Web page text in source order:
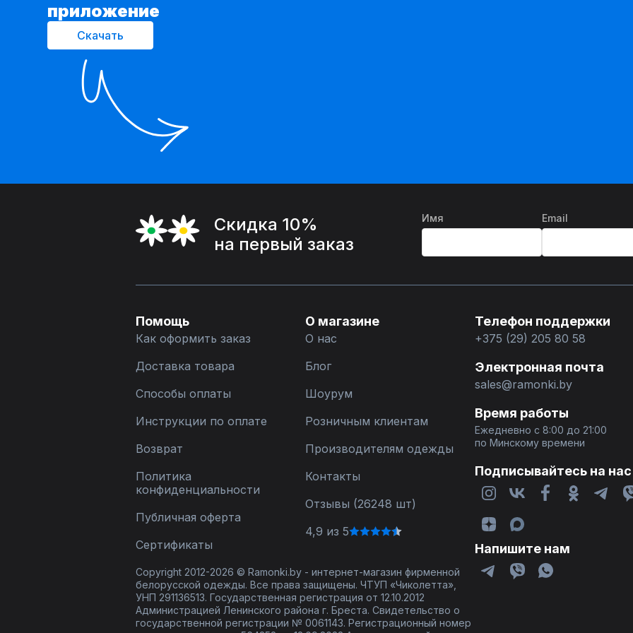
приложение
Скачать
Скидка 10%
на первый заказ
Имя Email
Помощь
Как оформить заказ
Доставка товара
Способы оплаты
Инструкции по оплате
Возврат
Политика
конфиденциальности
Публичная оферта
Сертификаты
О магазине
О нас
Блог
Шоурум
Розничным клиентам
Производителям одежды
Контакты
Отзывы (26248 шт)
4,9 из 5
Телефон поддержки
+375 (29) 205 80 58
Электронная почта
sales@ramonki.by
Время работы
Ежедневно с 8:00 до 21:00
по Минскому времени
Подписывайтесь на нас
Напишите нам
Copyright 2012-2026 © Ramonki.by - интернет-магазин фирменной
белорусской одежды. Все права защищены. ЧТУП «Чиколетта»,
УНП 291136513. Государственная регистрация от 12.10.2012
Администрацией Ленинского района г. Бреста. Свидетельство о
государственной регистрации № 0061143. Регистрационный номер